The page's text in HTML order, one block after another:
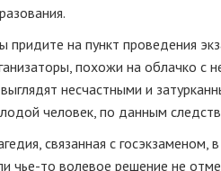
придите на пункт проведения
похожи на облачко с
несчастными и
человек, по данным
связанная с
чье-то волевое решение не